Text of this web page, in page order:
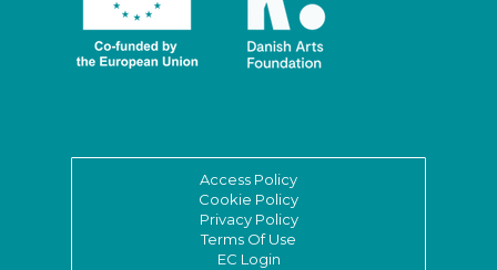
Access Policy
Cookie Policy
Privacy Policy
Terms Of Use
EC Login